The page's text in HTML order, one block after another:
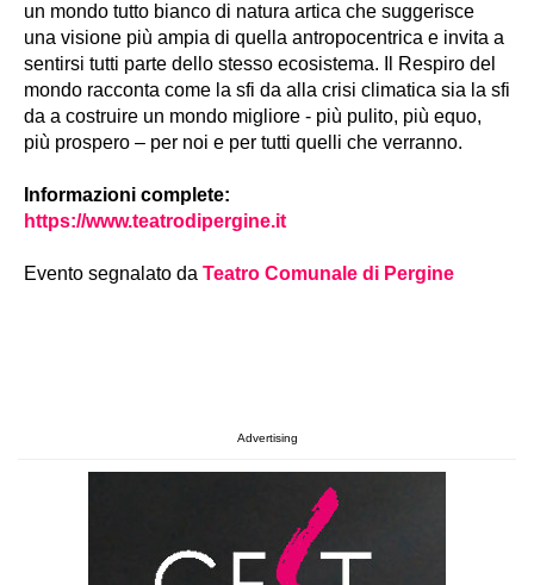
un mondo tutto bianco di natura artica che suggerisce
una visione più ampia di quella antropocentrica e invita a
sentirsi tutti parte dello stesso ecosistema. Il Respiro del
mondo racconta come la sfi da alla crisi climatica sia la sfi
da a costruire un mondo migliore - più pulito, più equo,
più prospero – per noi e per tutti quelli che verranno.
Informazioni complete:
https://www.teatrodipergine.it
Evento segnalato da Teatro Comunale di Pergine
Advertising